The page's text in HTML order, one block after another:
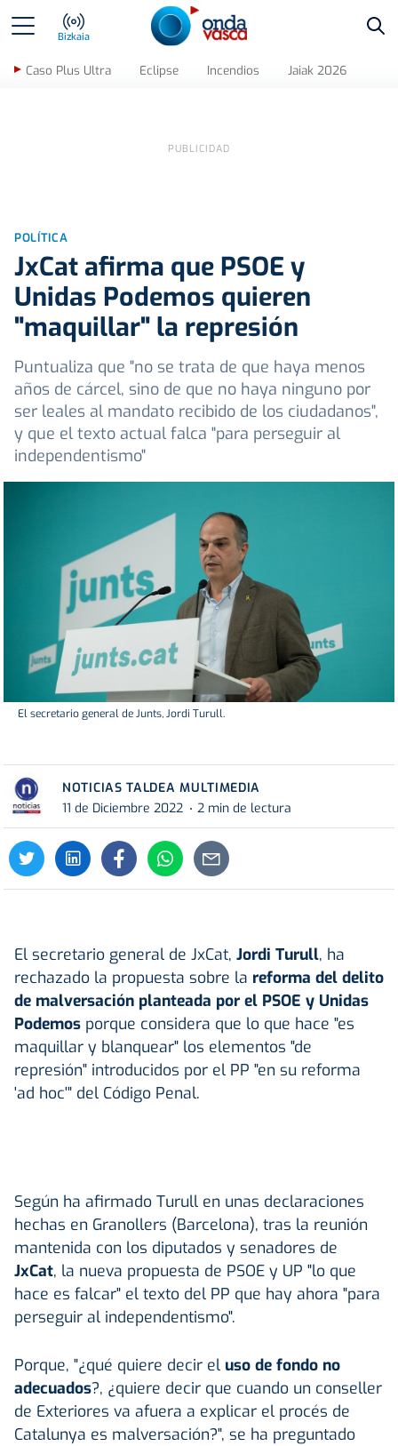
Bizkaia
Caso Plus Ultra Eclipse Incendios Jaiak 2026
POLÍTICA
JxCat afirma que PSOE y
Unidas Podemos quieren
"maquillar" la represión
Puntualiza que "no se trata de que haya menos
años de cárcel, sino de que no haya ninguno por
ser leales al mandato recibido de los ciudadanos",
y que el texto actual falca "para perseguir al
independentismo"
El secretario general de Junts, Jordi Turull.
NOTICIAS TALDEA MULTIMEDIA
11 de Diciembre 2022
2 min de lectura
El secretario general de JxCat, Jordi Turull, ha
rechazado la propuesta sobre la reforma del delito
de malversación planteada por el PSOE y Unidas
Podemos porque considera que lo que hace "es
maquillar y blanquear" los elementos "de
represión" introducidos por el PP "en su reforma
'ad hoc'" del Código Penal.
Según ha afirmado Turull en unas declaraciones
hechas en Granollers (Barcelona), tras la reunión
mantenida con los diputados y senadores de
JxCat, la nueva propuesta de PSOE y UP "lo que
hace es falcar" el texto del PP que hay ahora "para
perseguir al independentismo".
Porque, "¿qué quiere decir el uso de fondo no
adecuados?, ¿quiere decir que cuando un conseller
de Exteriores va afuera a explicar el procés de
Catalunya es malversación?", se ha preguntado